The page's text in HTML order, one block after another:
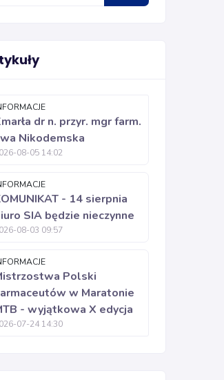
dr n. przyr. mgr farm.
Nikodemska
08-05 14:02
- 14 sierpnia
SIA będzie nieczynne
08-03 09:57
Polski
w Maratonie
- wyjątkowa X edycja
07-24 14:30